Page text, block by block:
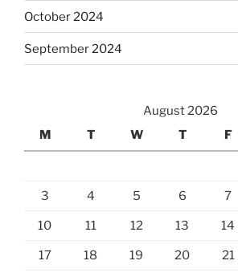
October 2024
September 2024
August 2026
M
T W T F
3 4 5 6 7
10 11 12 13 14
17 18 19 20 21